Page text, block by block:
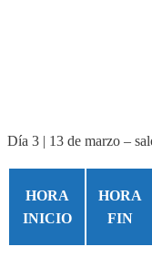
Día 3 | 13 de marzo –
HORA
INICIO
HORA
FIN